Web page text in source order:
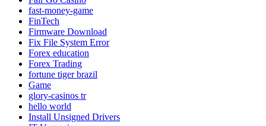
fast-money-game
FinTech
Firmware Download
Fix File System Error
Forex education
Forex Trading
fortune tiger brazil
Game
glory-casinos tr
hello world
Install Unsigned Drivers